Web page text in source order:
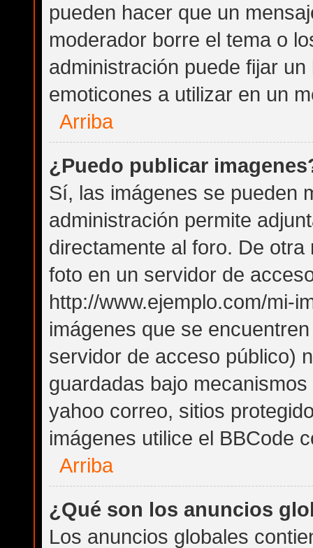
pueden hacer que un
moderador borre el tema o
administración puede fijar
emoticones a utilizar en un
Arriba
¿Puedo publicar
Sí, las imágenes se pueden
administración permite
directamente al foro. De
foto en un servidor de
http://www.ejemplo.com/mi-
imágenes que se
servidor de acceso público)
guardadas bajo
yahoo correo, sitios
imágenes utilice el BBCode
Arriba
¿Qué son los anuncios
Los anuncios globales